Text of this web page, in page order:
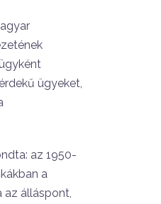
ügyeket,
az 1950-
a
álláspont,